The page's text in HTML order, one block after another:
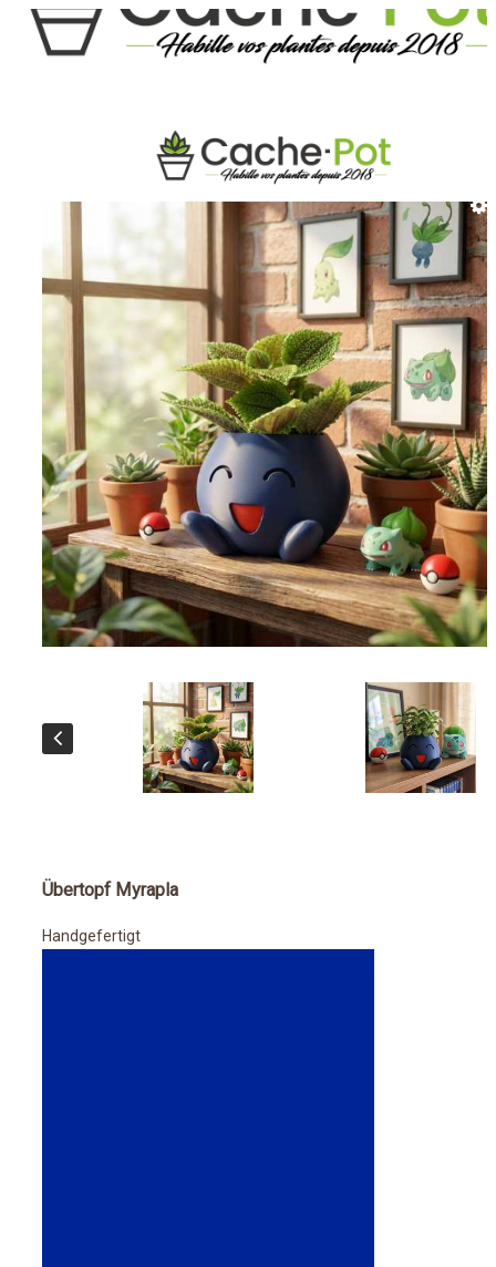
ÜBERTOPF INSPIRIERT VON DER
ÜBERTOPF MYRAPLA
Übertopf Myrapla
Handgefertigt